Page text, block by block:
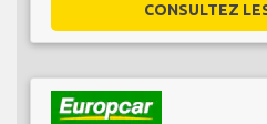
CONSULTEZ